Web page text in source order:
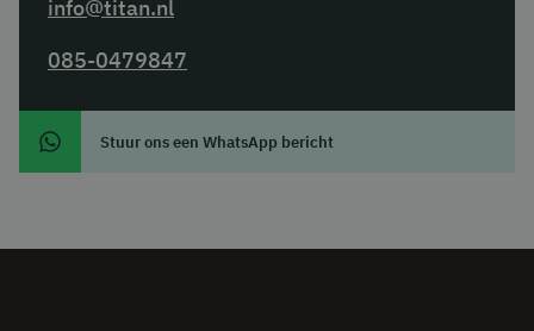
info@titan.nl
085-0479847
Stuur ons een WhatsApp bericht